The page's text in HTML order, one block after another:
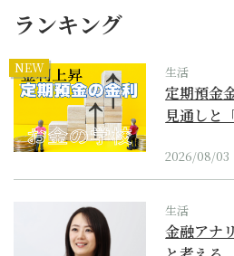
ランキング
NEW 生活
定期預金
見通しと
2026/08/03
生活
金融アナ